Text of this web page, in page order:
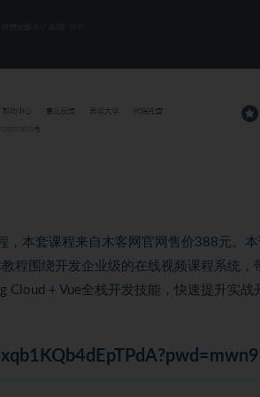
本套课程来自木客网官网售价388元。
程围绕开发企业级的在线视频课程系统
+ Vue全栈开发技能，快速提升实战